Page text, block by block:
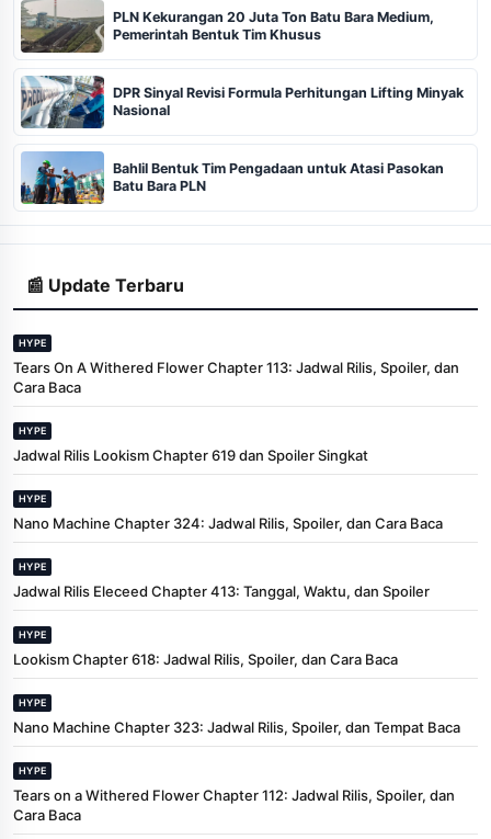
PLN Kekurangan 20 Juta Ton Batu Bara Medium,
Pemerintah Bentuk Tim Khusus
DPR Sinyal Revisi Formula Perhitungan Lifting Minyak
Nasional
Bahlil Bentuk Tim Pengadaan untuk Atasi Pasokan
Batu Bara PLN
📰 Update Terbaru
HYPE
Tears On A Withered Flower Chapter 113: Jadwal Rilis, Spoiler, dan
Cara Baca
HYPE
Jadwal Rilis Lookism Chapter 619 dan Spoiler Singkat
HYPE
Nano Machine Chapter 324: Jadwal Rilis, Spoiler, dan Cara Baca
HYPE
Jadwal Rilis Eleceed Chapter 413: Tanggal, Waktu, dan Spoiler
HYPE
Lookism Chapter 618: Jadwal Rilis, Spoiler, dan Cara Baca
HYPE
Nano Machine Chapter 323: Jadwal Rilis, Spoiler, dan Tempat Baca
HYPE
Tears on a Withered Flower Chapter 112: Jadwal Rilis, Spoiler, dan
Cara Baca